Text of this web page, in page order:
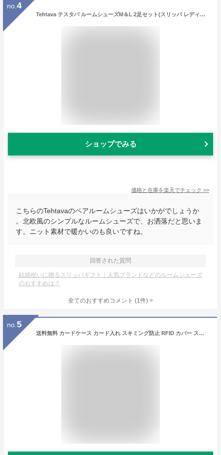
no. 4
Tehtava テスタバ ルームシューズM＆L 2足セット(スリッパ レディース メンズ セット ペア カップル ギフト ルームシューズ おしゃれ かわいい ニット 秋 冬 贈り物 プレゼント 暖かい お揃い 夫婦 カップル 男 女 23cm 24cm 25cm 26cm 27cm)
ショップでみる
価格と在庫を楽天でチェック >>
こちらのTehtavaのペアルームシューズはいかがでしょうか
。北欧風のシンプルなルームシューズで、お洒落だと思いま
す。ニット素材で暖かいのも良いですね。
回答された質問
結婚祝いに贈るスリッパギフト｜人気ブランドなどのルームシューズ
のおすすめは？
全てのおすすめコメント (1件) >
no. 5
送料無料 カードケース カード入れ スキミング防止 RFID カバー スリーブ セキュリティ クレジットカード キャッシュカード クレカ 情報保護